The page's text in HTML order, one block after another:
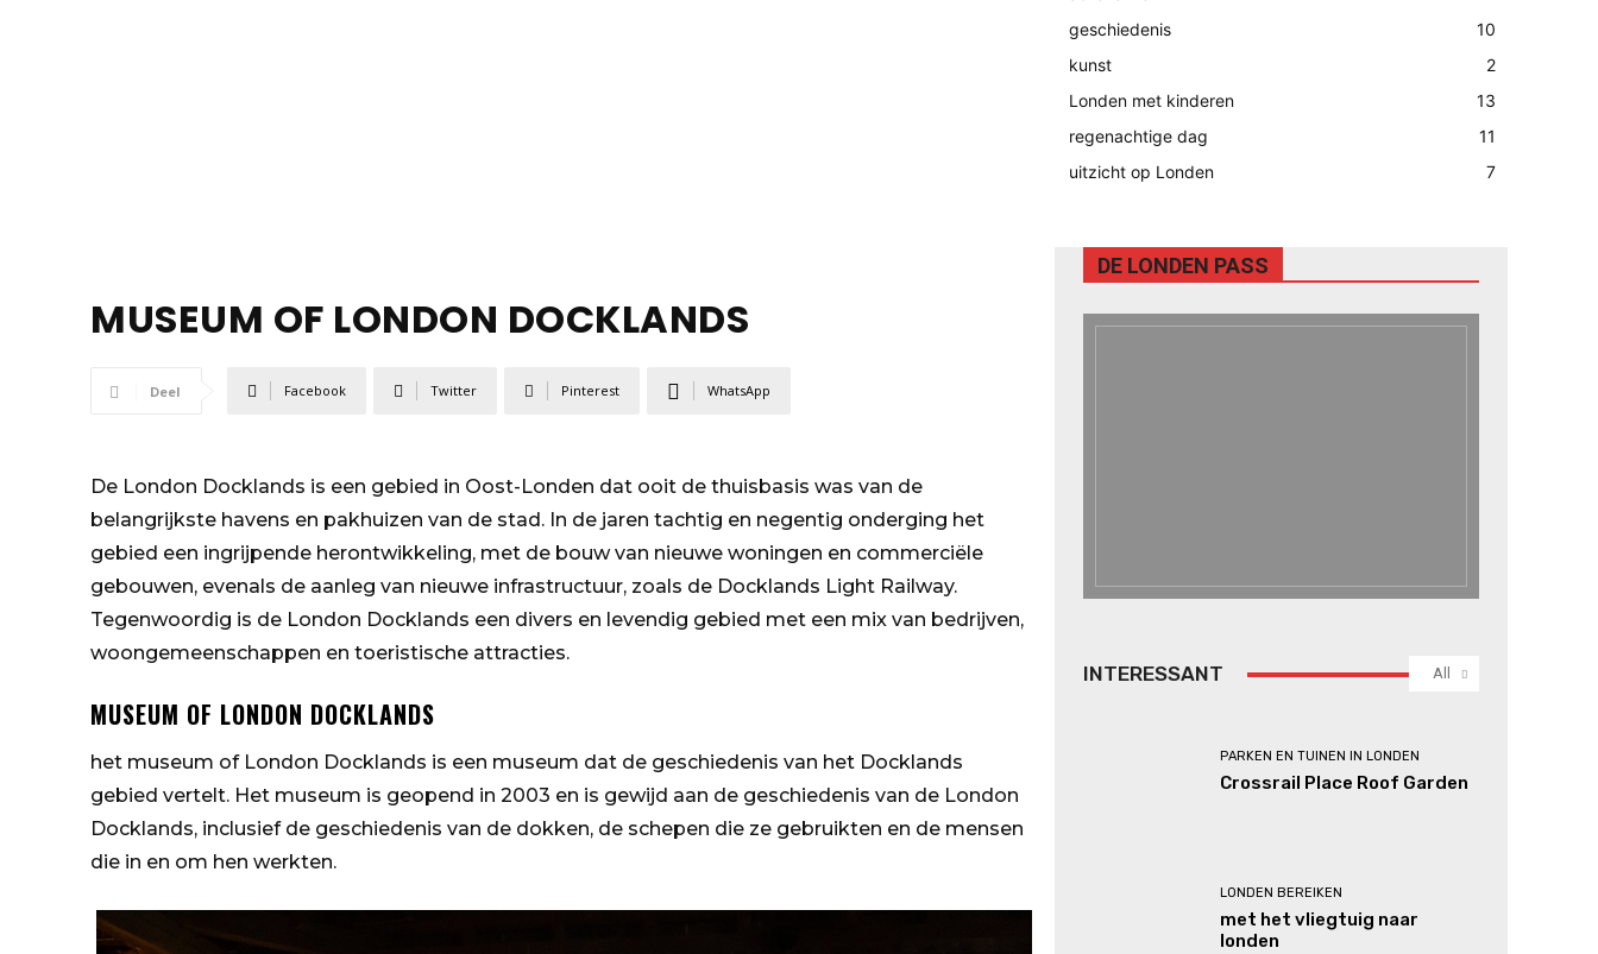
MUSEUM OF LONDON DOCKLANDS
Deel Facebook Twitter Pinterest WhatsApp
De London Docklands is een gebied in Oost-Londen dat ooit de thuisbasis was van de
belangrijkste havens en pakhuizen van de stad. In de jaren tachtig en negentig onderging het
gebied een ingrijpende herontwikkeling, met de bouw van nieuwe woningen en commerciële
gebouwen, evenals de aanleg van nieuwe infrastructuur, zoals de Docklands Light Railway.
Tegenwoordig is de London Docklands een divers en levendig gebied met een mix van bedrijven,
woongemeenschappen en toeristische attracties.
MUSEUM OF LONDON DOCKLANDS
het museum of London Docklands is een museum dat de geschiedenis van het Docklands
gebied vertelt. Het museum is geopend in 2003 en is gewijd aan de geschiedenis van de London
Docklands, inclusief de geschiedenis van de dokken, de schepen die ze gebruikten en de mensen
die in en om hen werkten.
geschiedenis
10
kunst
2
Londen met kinderen
13
regenachtige dag
11
uitzicht op Londen
7
DE LONDEN PASS
INTERESSANT All
PARKEN EN TUINEN IN LONDEN
Crossrail Place Roof Garden
LONDEN BEREIKEN
met het vliegtuig naar
londen